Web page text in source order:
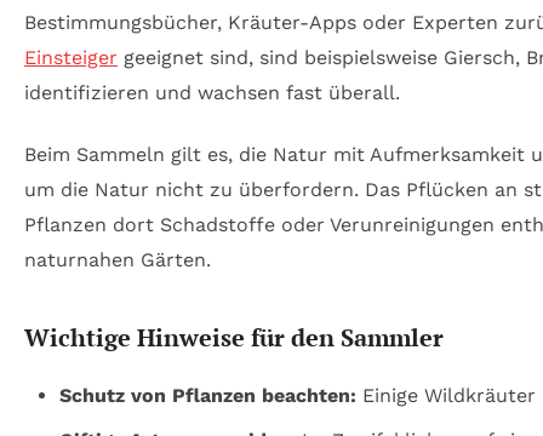
Bestimmungsbücher, Kräuter-Apps oder Experten
Einsteiger geeignet sind, sind beispielsweise Giersch,
identifizieren und wachsen fast überall.
Beim Sammeln gilt es, die Natur mit Aufmerksamkeit
um die Natur nicht zu überfordern. Das Pflücken an
Pflanzen dort Schadstoffe oder Verunreinigungen
naturnahen Gärten.
Wichtige Hinweise für den Sammler
Schutz von Pflanzen beachten: Einige